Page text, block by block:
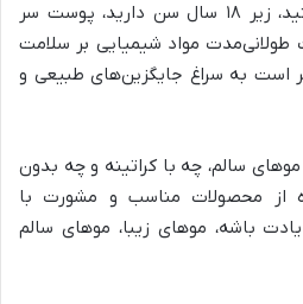
اما اگر باردار یا شیرده هستید، زیر ۱۸ سال سن دارید، پوست سر
طولانی‌مدت مواد شیمیایی بر سلامت
است به سراغ جایگزین‌های طبیعی و
سالم، چه با کراتینه و چه بدون
از محصولات مناسب و مشورت با
باشه، موهای زیبا، موهای سالم